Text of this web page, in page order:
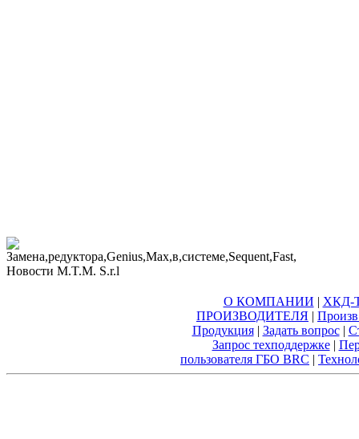
О КОМПАНИИ | ХКД-
ПРОИЗВОДИТЕЛЯ |
Продукция| Задать вопрос|
Запрос техподдержке|
пользователя ГБО BRC |